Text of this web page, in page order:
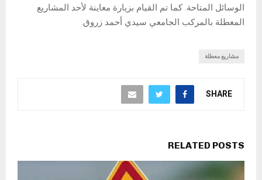
الوسائل المتاحة. كما تم القيام بزيارة معاينة لأحد المشاريع
المعطلة بالمركب الجامعي سيدي أحمد زروق.
مشاريع معطلة
SHARE
RELATED POSTS